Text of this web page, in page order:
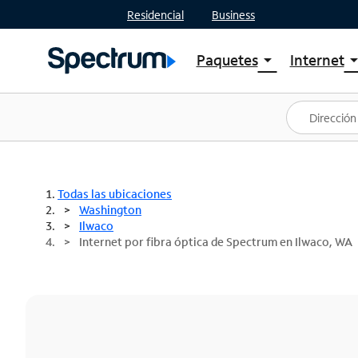
Residencial Business
Paquetesarrow_drop_down
Ver paquetes
Spectrum One
Mejores ofertas
Internetarrow_drop_down
Planes
Todas las ubicaciones
Washington
Ilwaco
Internet por fibra óptica de Spectrum en Ilwaco, WA